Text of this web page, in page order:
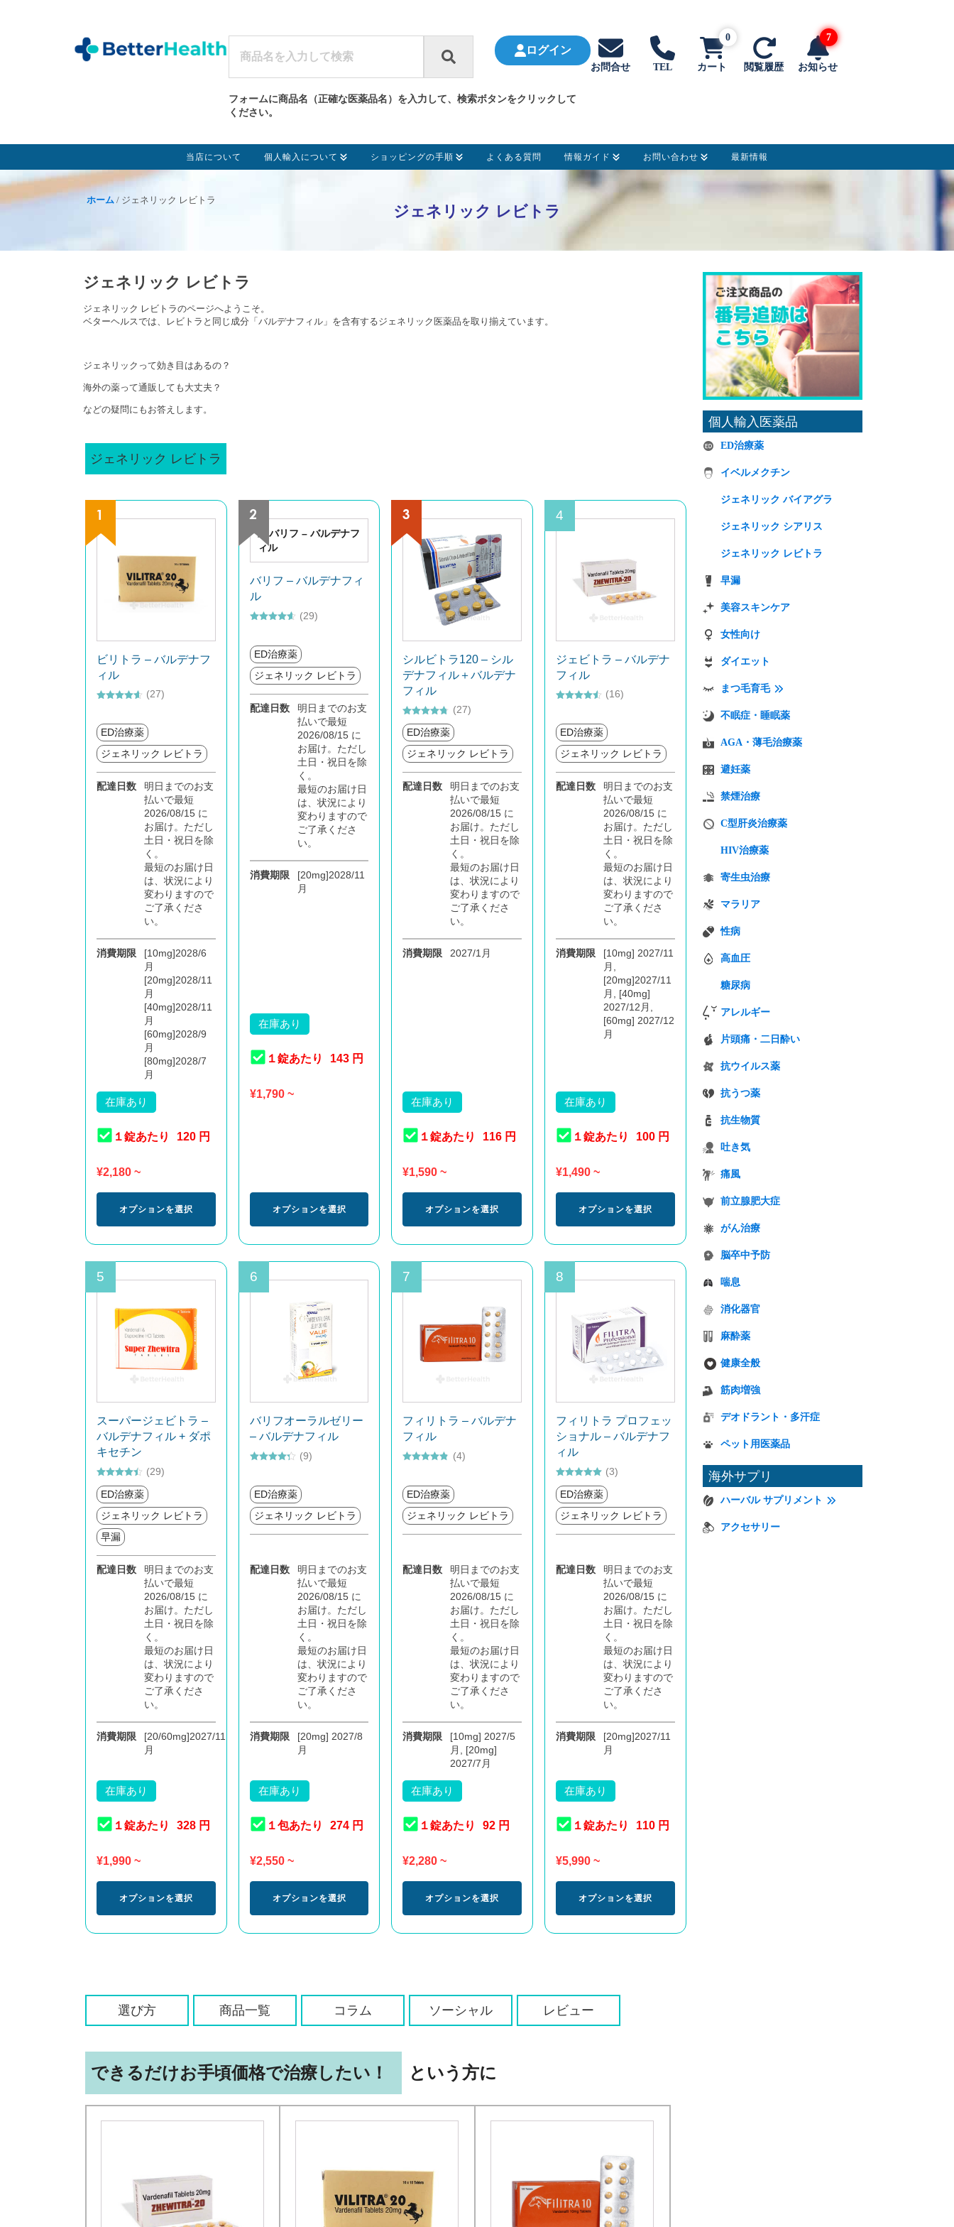
ログイン
フォームに商品名（正確な医薬品名）を入力して、検索ボタンをクリックして
ください。
お問合せ TEL カート
0
閲覧履歴 お知らせ
7
当店について 個人輸入について ショッピングの手順 よくある質問 情報ガイド お問い合わせ 最新情報
ホーム / ジェネリック レビトラ
ジェネリック レビトラ
ジェネリック レビトラ
ジェネリック レビトラのページへようこそ。
ベターヘルスでは、レビトラと同じ成分「バルデナフィル」を含有するジェネリック医薬品を取り揃えています。
ジェネリックって効き目はあるの？
海外の薬って通販しても大丈夫？
などの疑問にもお答えします。
ジェネリック レビトラ
ビリトラ – バルデナフ
ィル
(27)
ED治療薬
ジェネリック レビトラ
配達日数
明日までのお支
払いで最短
2026/08/15 に
お届け。ただし
土日・祝日を除
く。
最短のお届け日
は、状況により
変わりますので
ご了承くださ
い。
消費期限
[10mg]2028/6
月
[20mg]2028/11
月
[40mg]2028/11
月
[60mg]2028/9
月
[80mg]2028/7
月
在庫あり
１錠あたり 120 円
¥2,180~
オプションを選択
バリフ – バルデナフィ
ル
(29)
ED治療薬
ジェネリック レビトラ
配達日数
明日までのお支
払いで最短
2026/08/15 に
お届け。ただし
土日・祝日を除
く。
最短のお届け日
は、状況により
変わりますので
ご了承くださ
い。
消費期限
[20mg]2028/11
月
在庫あり
１錠あたり 143 円
¥1,790~
オプションを選択
シルビトラ120 – シル
デナフィル＋バルデナ
フィル
5段階中
4.63の評価
(27)
ED治療薬
ジェネリック レビトラ
配達日数
明日までのお支
払いで最短
2026/08/15 に
お届け。ただし
土日・祝日を除
く。
最短のお届け日
は、状況により
変わりますので
ご了承くださ
い。
消費期限 2027/1月
在庫あり
１錠あたり 116 円
¥1,590 ~
オプションを選択
4
ジェビトラ – バルデナ
フィル
(16)
ED治療薬
ジェネリック レビトラ
配達日数
明日までのお支
払いで最短
2026/08/15 に
お届け。ただし
土日・祝日を除
く。
最短のお届け日
は、状況により
変わりますので
ご了承くださ
い。
消費期限
[10mg] 2027/11
月,
[20mg]2027/11
月, [40mg]
2027/12月,
[60mg] 2027/12
月
在庫あり
１錠あたり 100 円
¥1,490 ~
オプションを選択
5
スーパージェビトラ –
バルデナフィル + ダポ
キセチン
5段階中
4.38の評価
(29)
ED治療薬
ジェネリック レビトラ
早漏
配達日数
明日までのお支
払いで最短
2026/08/15 に
お届け。ただし
土日・祝日を除
く。
最短のお届け日
は、状況により
変わりますので
ご了承くださ
い。
消費期限
[20/60mg]2027/11
月
在庫あり
１錠あたり 328 円
¥1,990~
オプションを選択
6
バリフオーラルゼリー
– バルデナフィル
価
(9)
ED治療薬
ジェネリック レビトラ
配達日数
明日までのお支
払いで最短
2026/08/15 に
お届け。ただし
土日・祝日を除
く。
最短のお届け日
は、状況により
変わりますので
ご了承くださ
い。
消費期限
[20mg] 2027/8
月
在庫あり
１包あたり 274 円
¥2,550~
オプションを選択
7
フィリトラ – バルデナ
フィル
(4)
ED治療薬
ジェネリック レビトラ
配達日数
明日までのお支
払いで最短
2026/08/15 に
お届け。ただし
土日・祝日を除
く。
最短のお届け日
は、状況により
変わりますので
ご了承くださ
い。
消費期限
[10mg] 2027/5
月, [20mg]
2027/7月
在庫あり
１錠あたり 92 円
¥2,280 ~
オプションを選択
8
フィリトラ プロフェッ
ショナル – バルデナフ
ィル
5段階中5の
評価
(3)
ED治療薬
ジェネリック レビトラ
配達日数
明日までのお支
払いで最短
2026/08/15 に
お届け。ただし
土日・祝日を除
く。
最短のお届け日
は、状況により
変わりますので
ご了承くださ
い。
消費期限
[20mg]2027/11
月
在庫あり
１錠あたり 110 円
¥5,990 ~
オプションを選択
選び方 商品一覧 コラム ソーシャル レビュー
できるだけお手頃価格で治療したい！ という方に
個人輸入医薬品
ED治療薬
イベルメクチン
ジェネリック バイアグラ
ジェネリック シアリス
ジェネリック レビトラ
早漏
美容スキンケア
女性向け
ダイエット
まつ毛育毛
不眠症・睡眠薬
AGA・薄毛治療薬
避妊薬
禁煙治療
C型肝炎治療薬
HIV治療薬
寄生虫治療
マラリア
性病
高血圧
糖尿病
アレルギー
片頭痛・二日酔い
抗ウイルス薬
抗うつ薬
抗生物質
吐き気
痛風
前立腺肥大症
がん治療
脳卒中予防
喘息
消化器官
麻酔薬
健康全般
筋肉増強
デオドラント・多汗症
ペット用医薬品
海外サプリ
ハーバル サプリメント
アクセサリー